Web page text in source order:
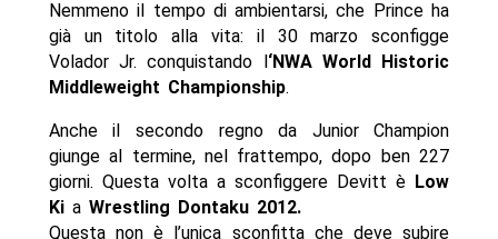
Nemmeno il tempo di ambientarsi, che Prince ha
già un titolo alla vita: il 30 marzo sconfigge
Volador Jr. conquistando l ‘NWA World Historic
Middleweight Championship.
Anche il secondo regno da Junior Champion
giunge al termine, nel frattempo, dopo ben 227
giorni. Questa volta a sconfiggere Devitt è Low
Ki a Wrestling Dontaku 2012.
Questa non è l’unica sconfitta che deve subire